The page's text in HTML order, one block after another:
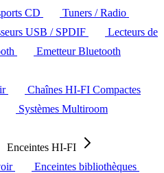
CD
Tuners / Radio
USB / SPDIF
Lecteurs de
Emetteur Bluetooth
Chaînes HI-FI Compactes
Systèmes Multiroom
Enceintes HI-FI
Enceintes bibliothèques